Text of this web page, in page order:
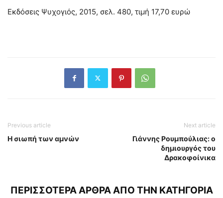
Εκδόσεις Ψυχογιός, 2015, σελ. 480, τιμή 17,70 ευρώ
Previous article
Η σιωπή των αμνών
Next article
Γιάννης Ρουμπούλιας: ο
δημιουργός του
Δρακοφοίνικα
ΠΕΡΙΣΣΟΤΕΡΑ ΑΡΘΡΑ ΑΠΟ ΤΗΝ ΚΑΤΗΓΟΡΙΑ